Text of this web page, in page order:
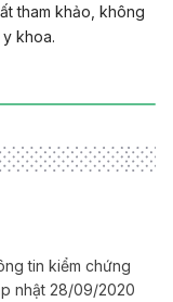
tham khảo, không
khoa.
tin kiểm chứng
nhật 28/09/2020